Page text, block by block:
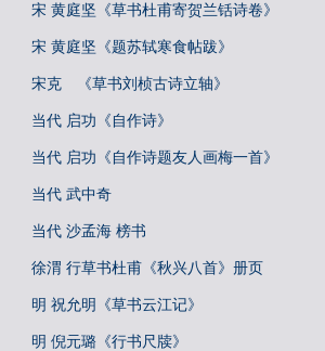
宋 黄庭坚《草书杜甫寄贺兰铦诗卷》
宋 黄庭坚《题苏轼寒食帖跋》
宋克 《草书刘桢古诗立轴》
当代 启功《自作诗》
当代 启功《自作诗题友人画梅一首》
当代 武中奇
当代 沙孟海 榜书
徐渭 行草书杜甫《秋兴八首》册页
明 祝允明《草书云江记》
明 倪元璐《行书尺牍》